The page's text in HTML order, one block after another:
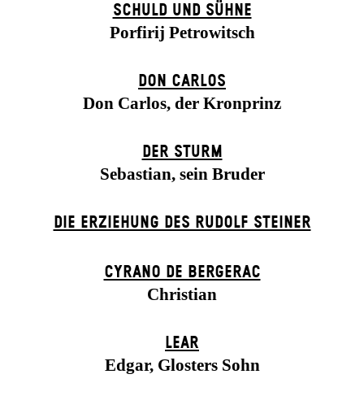
SCHULD UND SÜHNE
Porfirij Petrowitsch
DON CARLOS
Don Carlos, der Kronprinz
DER STURM
Sebastian, sein Bruder
DIE ERZIEHUNG DES RUDOLF STEINER
CYRANO DE BERGERAC
Christian
LEAR
Edgar, Glosters Sohn